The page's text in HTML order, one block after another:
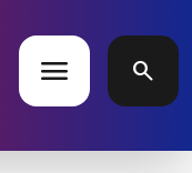
menu search